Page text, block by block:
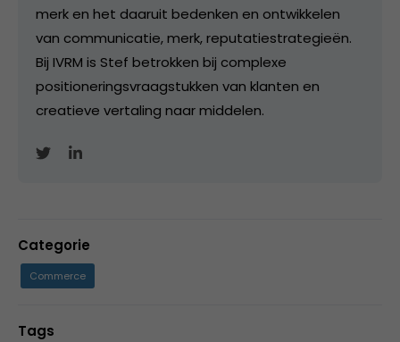
merk en het daaruit bedenken en ontwikkelen
van communicatie, merk, reputatiestrategieën.
Bij IVRM is Stef betrokken bij complexe
positioneringsvraagstukken van klanten en
creatieve vertaling naar middelen.
Categorie
Commerce
Tags